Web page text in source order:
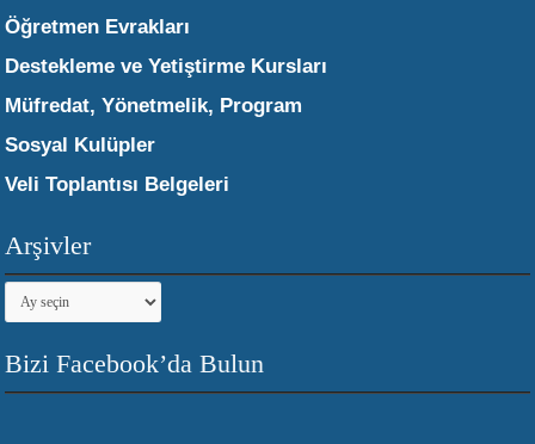
Öğretmen Evrakları
Destekleme ve Yetiştirme Kursları
Müfredat, Yönetmelik, Program
Sosyal Kulüpler
Veli Toplantısı Belgeleri
Arşivler
Arşivler
Bizi Facebook’da Bulun